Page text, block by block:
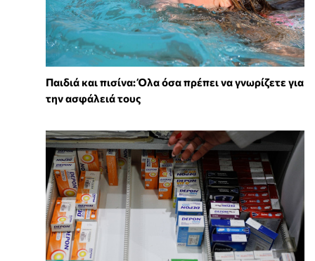
Παιδιά και πισίνα: Όλα όσα πρέπει να γνωρίζετε για
την ασφάλειά τους